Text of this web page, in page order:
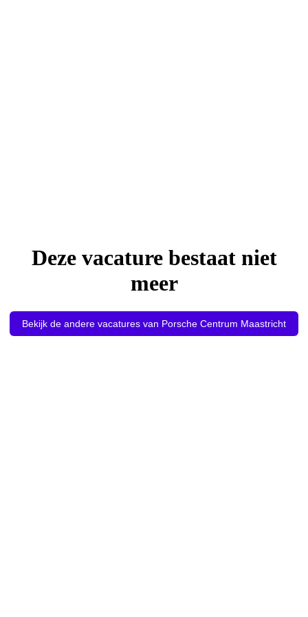
Deze vacature bestaat niet
meer
Bekijk de andere vacatures van Porsche Centrum Maastricht